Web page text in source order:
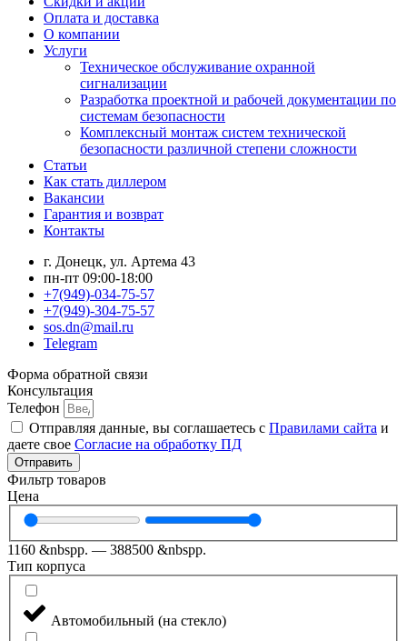
Оплата и доставка
О компании
Услуги
Техническое обслуживание охранной
сигнализации
Разработка проектной и рабочей документации по
системам безопасности
Комплексный монтаж систем технической
безопасности различной степени сложности
Статьи
Как стать диллером
Вакансии
Гарантия и возврат
Контакты
г. Донецк, ул. Артема 43
пн-пт 09:00-18:00
+7(949)-034-75-57
+7(949)-304-75-57
sos.dn@mail.ru
Telegram
Форма обратной связи
Консультация
Телефон
Отправляя данные, вы соглашаетесь с Правилами сайта и
даете свое Согласие на обработку ПД
Отправить
Фильтр товаров
Цена
1160 &nbspр. — 388500 &nbspр.
Тип корпуса
Автомобильный (на стекло)